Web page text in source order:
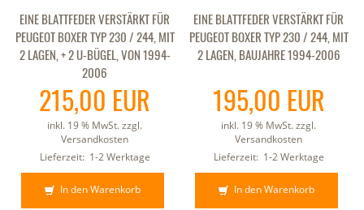
EINE BLATTFEDER VERSTÄRKT FÜR
PEUGEOT BOXER TYP 230 / 244, MIT
2 LAGEN, + 2 U-BÜGEL, VON 1994-
2006
215,00 EUR
inkl. 19 % MwSt. zzgl.
Versandkosten
Lieferzeit: 1-2 Werktage
In den Warenkorb
EINE BLATTFEDER VERSTÄRKT FÜR
PEUGEOT BOXER TYP 230 / 244, MIT
2 LAGEN, BAUJAHRE 1994-2006
195,00 EUR
inkl. 19 % MwSt. zzgl.
Versandkosten
Lieferzeit: 1-2 Werktage
In den Warenkorb